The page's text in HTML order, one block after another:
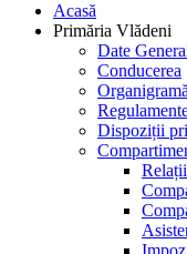
Acasă
Primăria Vlădeni
Date
Conducerea
Organigramă
Dispoziții